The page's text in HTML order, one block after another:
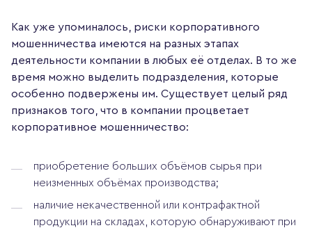
Как уже упоминалось, риски корпоративного
мошенничества имеются на разных этапах
деятельности компании в любых её отделах. В то же
время можно выделить подразделения, которые
особенно подвержены им. Существует целый ряд
признаков того, что в компании процветает
корпоративное мошенничество:
приобретение больших объёмов сырья при
неизменных объёмах производства;
наличие некачественной или контрафактной
продукции на складах, которую обнаруживают при